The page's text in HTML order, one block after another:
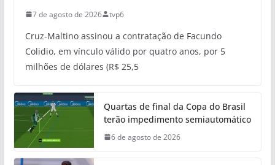
7 de agosto de 2026 tvp6
Cruz-Maltino assinou a contratação de Facundo
Colidio, em vínculo válido por quatro anos, por 5
milhões de dólares (R$ 25,5
Quartas de final da Copa do Brasil
terão impedimento semiautomático
6 de agosto de 2026